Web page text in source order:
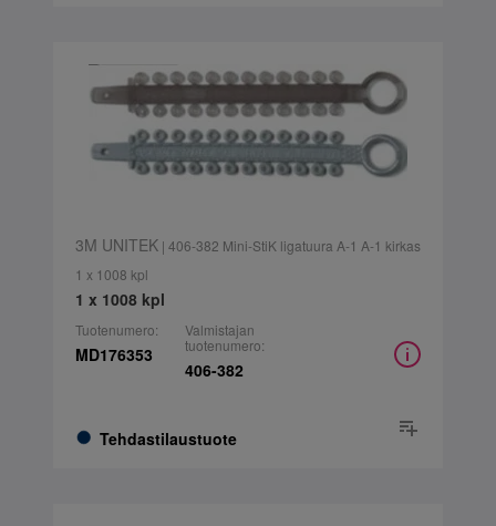
3M UNITEK| 406-382 Mini-StiK ligatuura A-1 A-1 kirkas
1 x 1008 kpl
1 x 1008 kpl
Tuotenumero:
MD176353
Tehdastilaustuote
Valmistajan
tuotenumero:
406-382